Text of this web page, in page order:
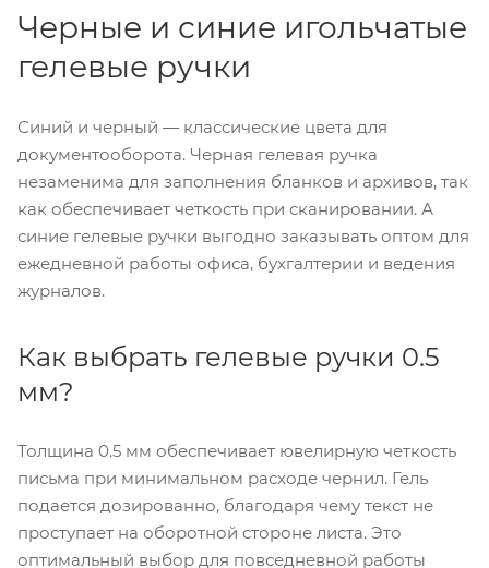
Черные и синие игольчатые
гелевые ручки
Синий и черный — классические цвета для
документооборота. Черная гелевая ручка
незаменима для заполнения бланков и архивов, так
как обеспечивает четкость при сканировании. А
синие гелевые ручки выгодно заказывать оптом для
ежедневной работы офиса, бухгалтерии и ведения
журналов.
Как выбрать гелевые ручки 0.5
мм?
Толщина 0.5 мм обеспечивает ювелирную четкость
письма при минимальном расходе чернил. Гель
подается дозированно, благодаря чему текст не
проступает на оборотной стороне листа. Это
оптимальный выбор для повседневной работы